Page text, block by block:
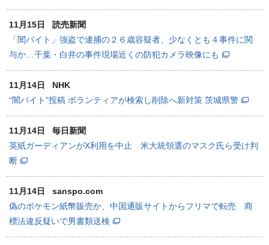
11月15日
読売新聞
「闇バイト」強盗で逮捕の２６歳容疑者、少なくとも４事件に関
与か…千葉・白井の事件現場近くの防犯カメラ映像にも
11月14日
NHK
“闇バイト”投稿 ボランティアが検索し削除へ新対策 茨城県警
11月14日
毎日新聞
英紙ガーディアンがX利用を中止 米大統領選のマスク氏ら受け判
断
11月14日
sanspo.com
偽のポケモン紙幣販売か、中国通販サイトからフリマで転売 商
標法違反疑いで男書類送検